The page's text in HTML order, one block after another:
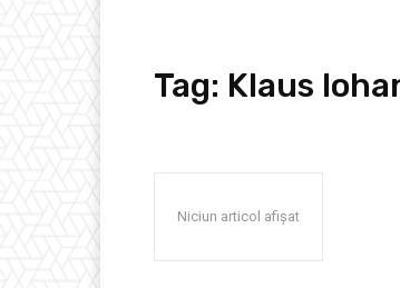
Tag: Klaus
Niciun articol afișat